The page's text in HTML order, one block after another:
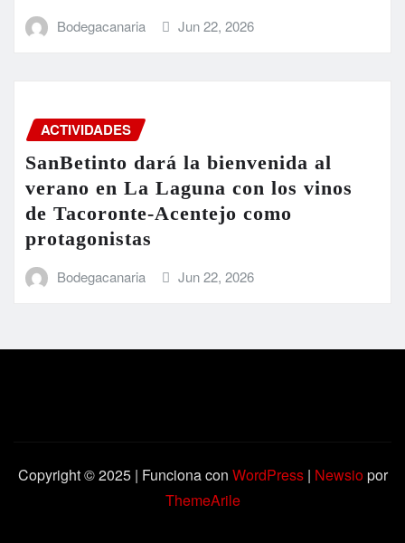
Bodegacanaria Jun 22, 2026
ACTIVIDADES
SanBetinto dará la bienvenida al
verano en La Laguna con los vinos
de Tacoronte-Acentejo como
protagonistas
Bodegacanaria Jun 22, 2026
Copyright © 2025 | Funciona con WordPress | Newsiopor
ThemeArile